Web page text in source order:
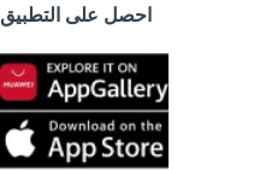
احصل على التطبيق